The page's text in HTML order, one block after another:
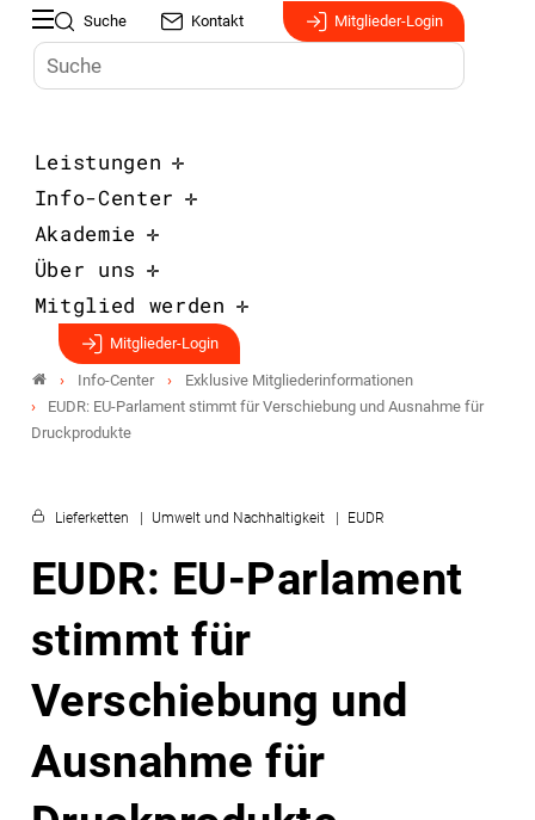
Suche Kontakt Mitglieder-Login
Leistungen
Info-Center
Akademie
Über uns
Mitglied werden
Mitglieder-Login
Info-Center
Exklusive Mitgliederinformationen
EUDR: EU-Parlament stimmt für Verschiebung und Ausnahme für
Druckprodukte
Lieferketten Umwelt und Nachhaltigkeit EUDR
EUDR: EU-Parlament
stimmt für
Verschiebung und
Ausnahme für